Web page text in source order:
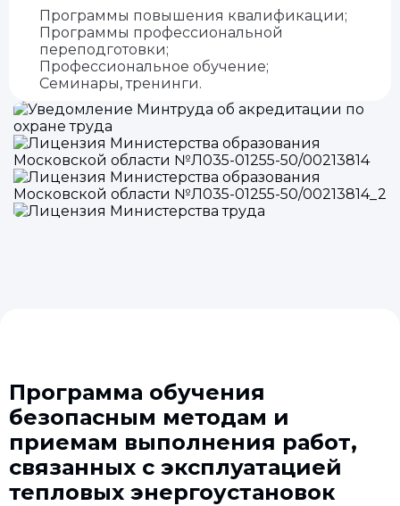
Программы повышения квалификации;
Программы профессиональной
переподготовки;
Профессиональное обучение;
Семинары, тренинги.
Программа обучения
безопасным методам и
приемам выполнения работ,
связанных с эксплуатацией
тепловых энергоустановок